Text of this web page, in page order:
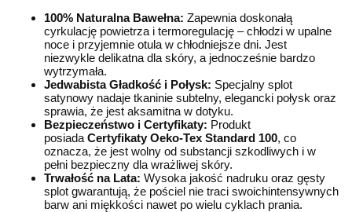
100% Naturalna Bawełna: Zapewnia doskonałą
cyrkulację powietrza i termoregulację – chłodzi w upalne
noce i przyjemnie otula w chłodniejsze dni. Jest
niezwykle delikatna dla skóry, a jednocześnie bardzo
wytrzymała.
Jedwabista Gładkość i Połysk: Specjalny splot
satynowy nadaje tkaninie subtelny, elegancki połysk oraz
sprawia, że jest aksamitna w dotyku.
Bezpieczeństwo i Certyfikaty: Produkt
posiada Certyfikaty Oeko-Tex Standard 100, co
oznacza, że jest wolny od substancji szkodliwych i w
pełni bezpieczny dla wrażliwej skóry.
Trwałość na Lata: Wysoka jakość nadruku oraz gęsty
splot gwarantują, że pościel nie traci swoichintensywnych
barw ani miękkości nawet po wielu cyklach prania.